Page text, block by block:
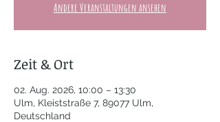
Andere Veranstaltungen ansehen
Zeit & Ort
02. Aug. 2026, 10:00 – 13:30
Ulm, Kleiststraße 7, 89077 Ulm,
Deutschland